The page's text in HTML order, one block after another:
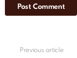
Previous article